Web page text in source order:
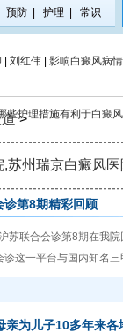
预防 护理 常识
刘红伟 影响白癜风病
些护理措施有利于白癜
>
苏州瑞京白癜风
诊第8期精彩回顾
苏联合会诊第8期在我
这一平台与国内知名
亲为儿子10多年来各